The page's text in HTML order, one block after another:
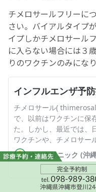
チメロサールフリーに
さい。バイアルタイプ
イプしかチメロサール
に入らない場合には３
りのワクチンのみになり